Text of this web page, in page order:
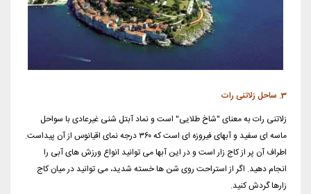
3. ساحل زلاتنی رات
زلاتنی رات به معنای "شاخ طلایی" است و نماد آبتل شنی غیرعادی با سواحل
ماسه ای سفید و آبهای فیروزه ای است که ۳۶۰ درجه نمای اقیانوس از آن پیداست.
اطراف آن پر از کاج زار است و در این آبها می توانید انواع ورزش های آبی را
انجام دهید. اگر از استراحت روی شن ها خسته شدید، می توانید در میان کاج
زارها گردش کنید.